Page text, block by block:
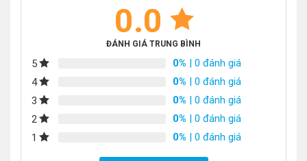
0.0
ĐÁNH GIÁ TRUNG BÌNH
5 0% | 0 đánh giá
4
0% | 0 đánh giá
3
0% | 0 đánh giá
2
0% | 0 đánh giá
1
0% | 0 đánh giá